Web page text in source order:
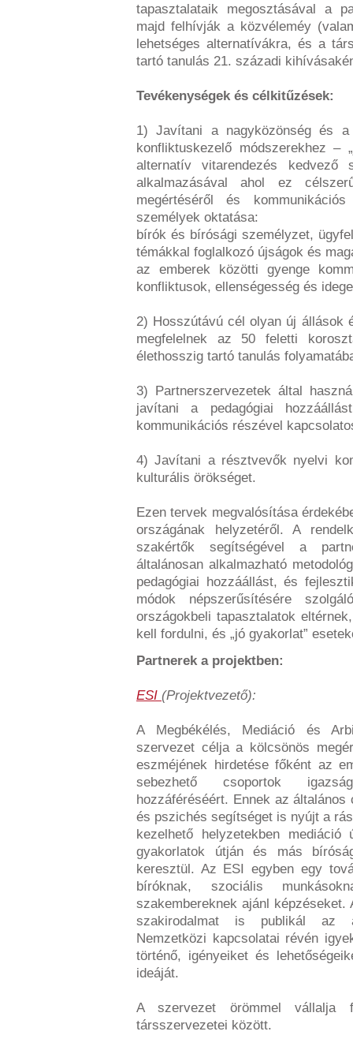
tapasztalataik megosztásával a
majd felhívják a közvéleméy
lehetséges alternatívákra, és a
tartó tanulás 21. századi
Tevékenységek és célkitűzések:
1) Javítani a nagyközönség és
konfliktuskezelő módszerekhez –
alternatív vitarendezés kedvező
alkalmazásával ahol ez
megértéséről és
személyek oktatása:
bírók és bírósági személyzet,
témákkal foglalkozó újságok és
az emberek közötti gyenge
konfliktusok, ellenségesség és
2) Hosszútávú cél olyan új állások
megfelelnek az 50 feletti
élethosszig tartó tanulás
3) Partnerszervezetek által
javítani a pedagógiai
kommunikációs részével
4) Javítani a résztvevők nyelvi
kulturális örökséget.
Ezen tervek megvalósítása
országának helyzetéről. A
szakértők segítségével a
általánosan alkalmazható
pedagógiai hozzáállást, és
módok népszerűsítésére
országokbeli tapasztalatok
kell fordulni, és „jó gyakorlat”
Partnerek a projektben:
ESI (Projektvezető):
A Megbékélés, Mediáció és
szervezet célja a kölcsönös
eszméjének hirdetése főként az
sebezhető csoportok
hozzáféréséért. Ennek az
és pszichés segítséget is nyújt a
kezelhető helyzetekben
gyakorlatok útján és más
keresztül. Az ESI egyben egy
bíróknak, szociális
szakembereknek ajánl
szakirodalmat is publikál az
Nemzetközi kapcsolatai révén
történő, igényeiket és
ideáját.
A szervezet örömmel vállalja
társszervezetei között.